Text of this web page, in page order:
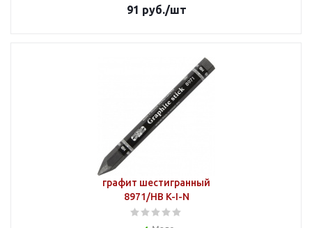
91 руб./шт
графит шестигранный
8971/НВ K-I-N